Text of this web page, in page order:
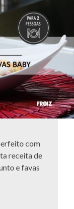
com
receita de
e favas